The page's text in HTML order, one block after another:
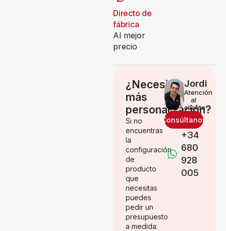
Directo de
fábrica
Al mejor
precio
¿Necesitas
más
personalización?
Si no
encuentras
la
configuración
de
producto
que
necesitas
puedes
pedir un
presupuesto
a medida.
Jordi
Atención
al
cliente
Consúltanos
+34
680
928
005